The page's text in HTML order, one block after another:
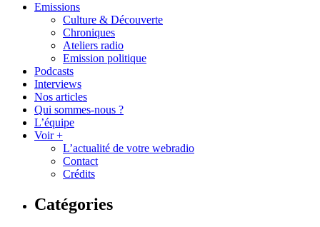
Emissions
Culture & Découverte
Chroniques
Ateliers radio
Emission politique
Podcasts
Interviews
Nos articles
Qui sommes-nous ?
L’équipe
Voir +
L’actualité de votre webradio
Contact
Crédits
Catégories